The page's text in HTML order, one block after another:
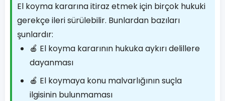
El koyma kararına itiraz etmek için birçok hukuki
gerekçe ileri sürülebilir. Bunlardan bazıları
şunlardır:
🍎 El koyma kararının hukuka aykırı delillere
dayanması
🍎 El koymaya konu malvarlığının suçla
ilgisinin bulunmaması